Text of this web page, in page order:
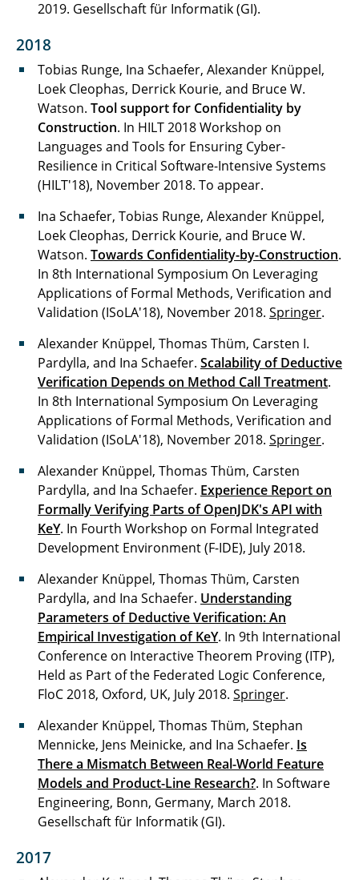
2019. Gesellschaft für Informatik (GI).
2018
Tobias Runge, Ina Schaefer, Alexander Knüppel,
Loek Cleophas, Derrick Kourie, and Bruce W.
Watson. Tool support for Confidentiality by
Construction. In HILT 2018 Workshop on
Languages and Tools for Ensuring Cyber-
Resilience in Critical Software-Intensive Systems
(HILT'18), November 2018. To appear.
Ina Schaefer, Tobias Runge, Alexander Knüppel,
Loek Cleophas, Derrick Kourie, and Bruce W.
Watson. Towards Confidentiality-by-Construction.
In 8th International Symposium On Leveraging
Applications of Formal Methods, Verification and
Validation (ISoLA'18), November 2018. Springer.
Alexander Knüppel, Thomas Thüm, Carsten I.
Pardylla, and Ina Schaefer. Scalability of Deductive
Verification Depends on Method Call Treatment.
In 8th International Symposium On Leveraging
Applications of Formal Methods, Verification and
Validation (ISoLA'18), November 2018. Springer.
Alexander Knüppel, Thomas Thüm, Carsten
Pardylla, and Ina Schaefer. Experience Report on
Formally Verifying Parts of OpenJDK's API with
KeY. In Fourth Workshop on Formal Integrated
Development Environment (F-IDE), July 2018.
Alexander Knüppel, Thomas Thüm, Carsten
Pardylla, and Ina Schaefer. Understanding
Parameters of Deductive Verification: An
Empirical Investigation of KeY. In 9th International
Conference on Interactive Theorem Proving (ITP),
Held as Part of the Federated Logic Conference,
FloC 2018, Oxford, UK, July 2018. Springer.
Alexander Knüppel, Thomas Thüm, Stephan
Mennicke, Jens Meinicke, and Ina Schaefer. Is
There a Mismatch Between Real-World Feature
Models and Product-Line Research?. In Software
Engineering, Bonn, Germany, March 2018.
Gesellschaft für Informatik (GI).
2017